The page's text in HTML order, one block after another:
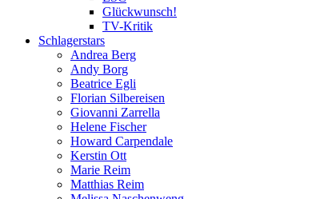
Glückwunsch!
TV-Kritik
Schlagerstars
Andrea Berg
Andy Borg
Beatrice Egli
Florian Silbereisen
Giovanni Zarrella
Helene Fischer
Howard Carpendale
Kerstin Ott
Marie Reim
Matthias Reim